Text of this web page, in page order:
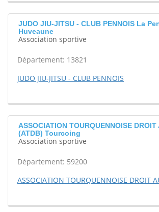
JUDO JIU-JITSU - CLUB PENNOIS La
Huveaune
Association sportive
Département: 13821
JUDO JIU-JITSU - CLUB PENNOIS
ASSOCIATION TOURQUENNOISE DROIT
(ATDB) Tourcoing
Association sportive
Département: 59200
ASSOCIATION TOURQUENNOISE DROIT